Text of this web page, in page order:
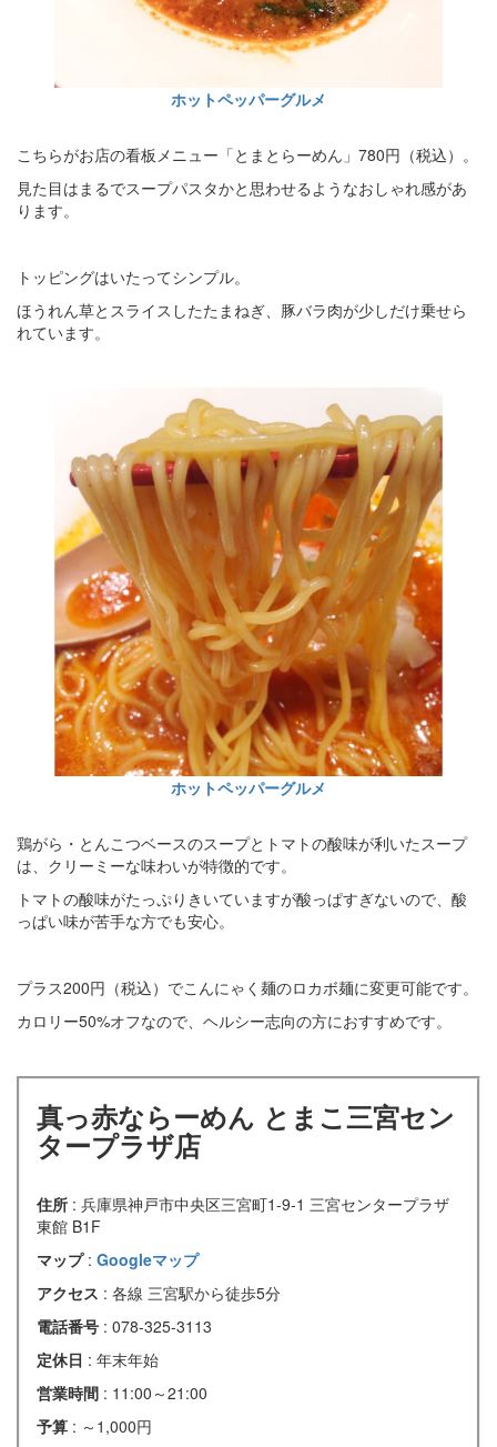
ホットペッパーグルメ
こちらがお店の看板メニュー「とまとらーめん」780円（税込）。
見た目はまるでスープパスタかと思わせるようなおしゃれ感があ
ります。
トッピングはいたってシンプル。
ほうれん草とスライスしたたまねぎ、豚バラ肉が少しだけ乗せら
れています。
ホットペッパーグルメ
鶏がら・とんこつベースのスープとトマトの酸味が利いたスープ
は、クリーミーな味わいが特徴的です。
トマトの酸味がたっぷりきいていますが酸っぱすぎないので、酸
っぱい味が苦手な方でも安心。
プラス200円（税込）でこんにゃく麺のロカボ麺に変更可能です。
カロリー50%オフなので、ヘルシー志向の方におすすめです。
真っ赤ならーめん とまこ三宮セン
タープラザ店
住所 : 兵庫県神戸市中央区三宮町1-9-1 三宮センタープラザ
東館 B1F
マップ : Googleマップ
アクセス : 各線 三宮駅から徒歩5分
電話番号 : 078-325-3113
定休日 : 年末年始
営業時間 : 11:00～21:00
予算 : ～1,000円